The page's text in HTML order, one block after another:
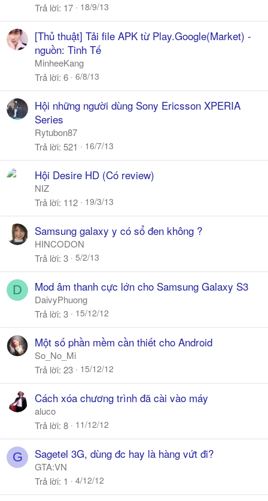
Trả lời 17 18/9/13
[Thủ thuật] Tải file APK từ Play.Google(Market) -
nguồn: Tinh Tế
MinheeKang
Trả lời 6 6/8/13
Hội những người dùng Sony Ericsson XPERIA
Series
Rytubon87
Trả lời 521 16/7/13
Hội Desire HD (Có review)
NIZ
Trả lời 112 19/3/13
Samsung galaxy y có sổ đen không ?
HINCODON
Trả lời 3 5/2/13
D Mod âm thanh cực lớn cho Samsung Galaxy S3
DaivyPhuong
Trả lời 3 15/12/12
Một số phần mềm cần thiết cho Android
So_No_Mi
Trả lời 23 15/12/12
Cách xóa chương trình đã cài vào máy
aluco
Trả lời 8 11/12/12
G Sagetel 3G, dùng đc hay là hàng vứt đi?
GTA:VN
Trả lời 1 4/12/12